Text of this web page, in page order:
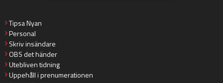
Tipsa Nyan
Personal
Skriv insändare
OBS det händer
Utebliven tidning
Uppehåll i prenumerationen